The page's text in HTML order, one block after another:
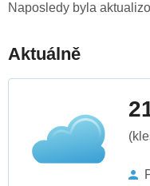
Naposledy byla
Aktuálně